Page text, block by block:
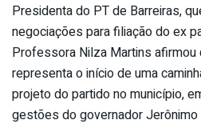
Presidenta do PT de Barreiras,
negociações para filiação do ex
Professora Nilza Martins afirmou
representa o início de uma
projeto do partido no município,
gestões do governador